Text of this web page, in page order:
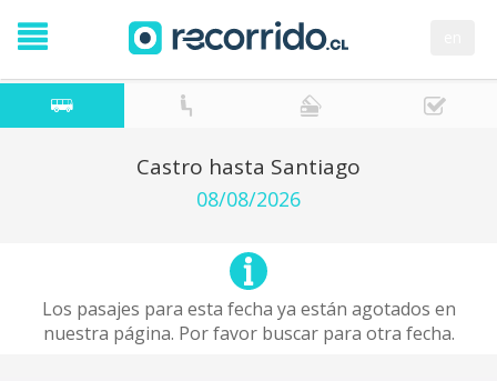
Castro hasta Santiago
08/08/2026
Los pasajes para esta fecha ya están agotados en
nuestra página. Por favor buscar para otra fecha.